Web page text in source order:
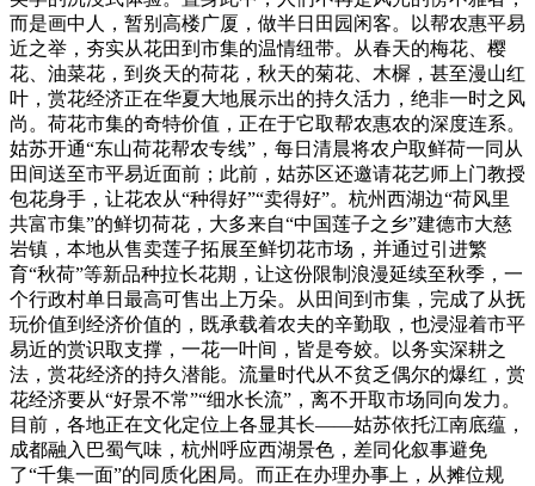
而是画中人，暂别高楼广厦，做半日田园闲客。以帮农惠平易
近之举，夯实从花田到市集的温情纽带。从春天的梅花、樱
花、油菜花，到炎天的荷花，秋天的菊花、木樨，甚至漫山红
叶，赏花经济正在华夏大地展示出的持久活力，绝非一时之风
尚。荷花市集的奇特价值，正在于它取帮农惠农的深度连系。
姑苏开通“东山荷花帮农专线”，每日清晨将农户取鲜荷一同从
田间送至市平易近面前；此前，姑苏区还邀请花艺师上门教授
包花身手，让花农从“种得好”“卖得好”。杭州西湖边“荷风里
共富市集”的鲜切荷花，大多来自“中国莲子之乡”建德市大慈
岩镇，本地从售卖莲子拓展至鲜切花市场，并通过引进繁
育“秋荷”等新品种拉长花期，让这份限制浪漫延续至秋季，一
个行政村单日最高可售出上万朵。从田间到市集，完成了从抚
玩价值到经济价值的，既承载着农夫的辛勤取，也浸湿着市平
易近的赏识取支撑，一花一叶间，皆是夸姣。以务实深耕之
法，赏花经济的持久潜能。流量时代从不贫乏偶尔的爆红，赏
花经济要从“好景不常”“细水长流”，离不开取市场同向发力。
目前，各地正在文化定位上各显其长——姑苏依托江南底蕴，
成都融入巴蜀气味，杭州呼应西湖景色，差同化叙事避免
了“千集一面”的同质化困局。而正在办理办事上，从摊位规